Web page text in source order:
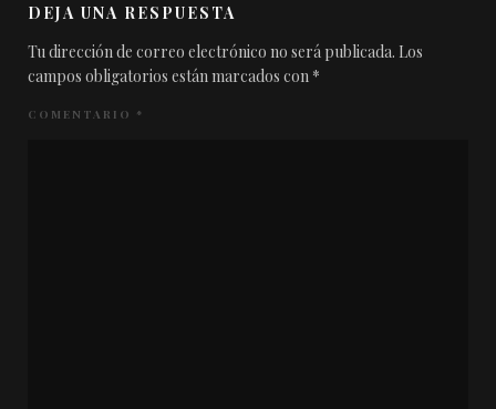
DEJA UNA RESPUESTA
Tu dirección de correo electrónico no será publicada. Los
campos obligatorios están marcados con *
COMENTARIO *